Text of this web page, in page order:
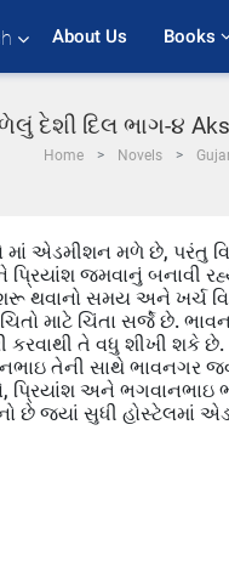
About Us Books
દેશી દિલ ભાગ-૪
Home Novels
માં એડમીશન મળે છે,
જમવાનું બનાવી
થવાનો સમય અને ખર્ચ
માટે ચિંતા સર્જે છે.
તે વધુ શીખી શકે છે.
તેની સાથે ભાવનગર
પ્રિયાંશ અને ભગવાનભાઇ
છે જ્યાં સુધી હોસ્ટેલમાં